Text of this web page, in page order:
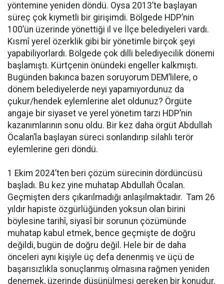
yöntemine yeniden döndü. Oysa 2013’te başlayan
süreç çok kıymetli bir girişimdi. Bölgede HDP’nin
100’ün üzerinde yönettiği il ve İlçe belediyeleri vardı.
Kısmî yerel özerklik gibi bir yönetimle birçok şeyi
yapabiliyorlardı. Bölgede çok dilli belediyecilik dönemi
başlamıştı. Kürtçenin önündeki engeller kalkmıştı.
Bugünden bakınca bazen soruyorum DEM’lilere, o
dönem belediyelerde neyi yapamıyordunuz da
çukur/hendek eylemlerine alet oldunuz? Örgüte
angaje bir siyaset ve yerel yönetim tarzı HDP’nin
kazanımlarının sonu oldu. Bir kez daha örgüt Abdullah
Öcalan’la başlayan süreci sonlandırıp silahlı terör
eylemlerine geri döndü.
1 Ekim 2024’ten beri çözüm sürecinin dördüncüsü
başladı. Bu kez yine muhatap Abdullah Öcalan.
Geçmişten ders çıkarılmadığı anlaşılmaktadır. Tam 26
yıldır hapiste özgürlüğünden yoksun olan birini
böylesine tarihî, siyasî bir sorunun çözümünde
muhatap kabul etmek, bence geçmişte de doğru
değildi, bugün de doğru değil. Hele bir de daha
önceleri aynı kişiyle üç defa denenmiş ve üçü de
başarısızlıkla sonuçlanmış olmasına rağmen yeniden
denemek, üzerinde düşünülmesi gereken bir konudur.